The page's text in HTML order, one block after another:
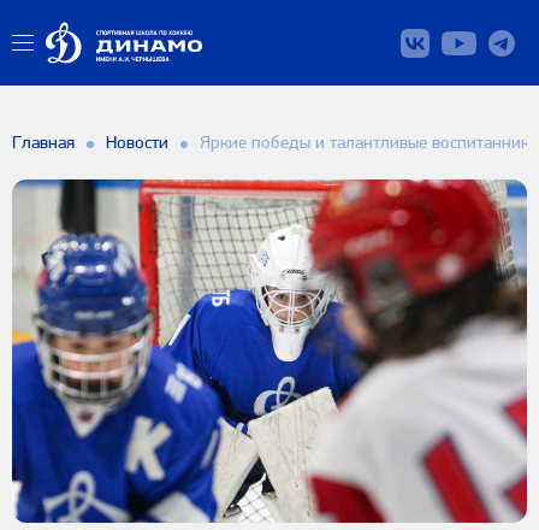
Главная Новости Яркие победы и талантливые воспитанники